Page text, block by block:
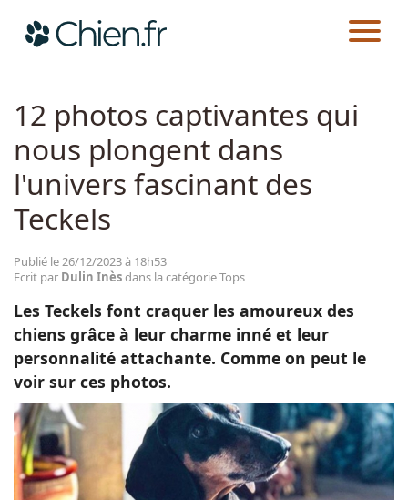
Races
CHIEN.FR ACTUALITÉS
12 photos captivantes qui
nous plongent dans
l'univers fascinant des
Teckels
Publié le 26/12/2023 à 18h53
Ecrit par Dulin Inèsdans la catégorie Tops
Les Teckels font craquer les amoureux des
chiens grâce à leur charme inné et leur
personnalité attachante. Comme on peut le
voir sur ces photos.